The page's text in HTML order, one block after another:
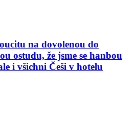
na dovolenou do
ostudu, že jsme se hanbou
i všichni Češi v hotelu